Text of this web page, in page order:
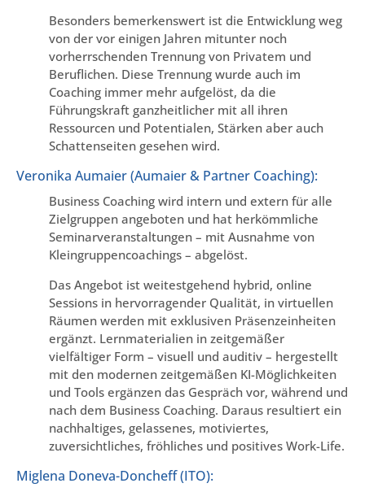
Besonders bemerkenswert ist die Entwicklung weg
von der vor einigen Jahren mitunter noch
vorherrschenden Trennung von Privatem und
Beruflichen. Diese Trennung wurde auch im
Coaching immer mehr aufgelöst, da die
Führungskraft ganzheitlicher mit all ihren
Ressourcen und Potentialen, Stärken aber auch
Schattenseiten gesehen wird.
Veronika Aumaier (Aumaier & Partner Coaching):
Business Coaching wird intern und extern für alle
Zielgruppen angeboten und hat herkömmliche
Seminarveranstaltungen – mit Ausnahme von
Kleingruppencoachings – abgelöst.
Das Angebot ist weitestgehend hybrid, online
Sessions in hervorragender Qualität, in virtuellen
Räumen werden mit exklusiven Präsenzeinheiten
ergänzt. Lernmaterialien in zeitgemäßer
vielfältiger Form – visuell und auditiv – hergestellt
mit den modernen zeitgemäßen KI-Möglichkeiten
und Tools ergänzen das Gespräch vor, während und
nach dem Business Coaching. Daraus resultiert ein
nachhaltiges, gelassenes, motiviertes,
zuversichtliches, fröhliches und positives Work-Life.
Miglena Doneva-Doncheff (ITO):